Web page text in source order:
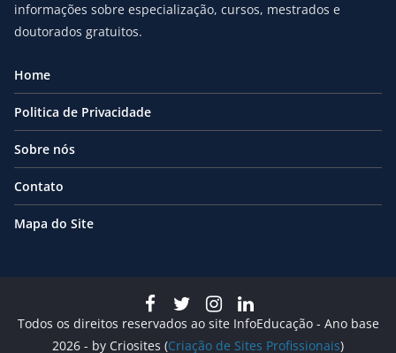
informações sobre especialização, cursos, mestrados e
doutorados gratuitos.
Home
Politica de Privacidade
Sobre nós
Contato
Mapa do Site
Todos os direitos reservados ao site InfoEducação - Ano base
2026 - by Criosites (Criação de Sites Profissionais)